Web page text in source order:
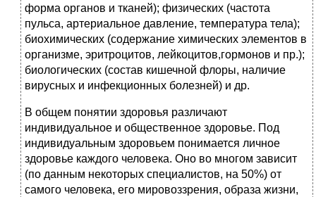
форма органов и тканей); физических (частота
пульса, артериальное давление, температура тела);
биохимических (содержание химических элементов в
организме, эритроцитов, лейкоцитов,гормонов и пр.);
биологических (состав кишечной флоры, наличие
вирусных и инфекционных болезней) и др.
В общем понятии здоровья различают
индивидуальное и общественное здоровье. Под
индивидуальным здоровьем понимается личное
здоровье каждого человека. Оно во многом зависит
(по данным некоторых специалистов, на 50%) от
самого человека, его мировоззрения, образа жизни,